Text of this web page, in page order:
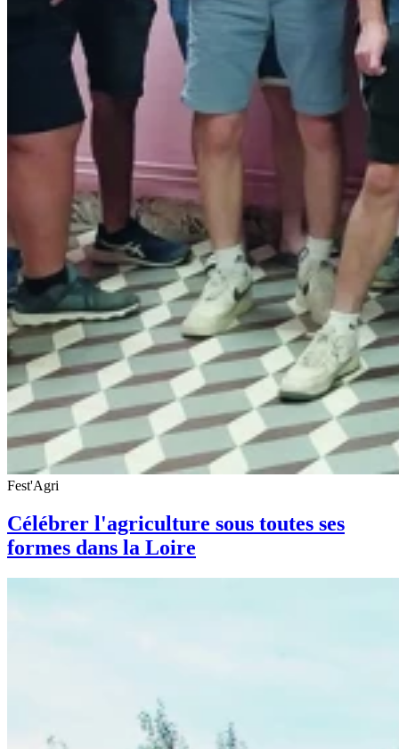
Fest'Agri
Célébrer l'agriculture sous toutes ses
formes dans la Loire